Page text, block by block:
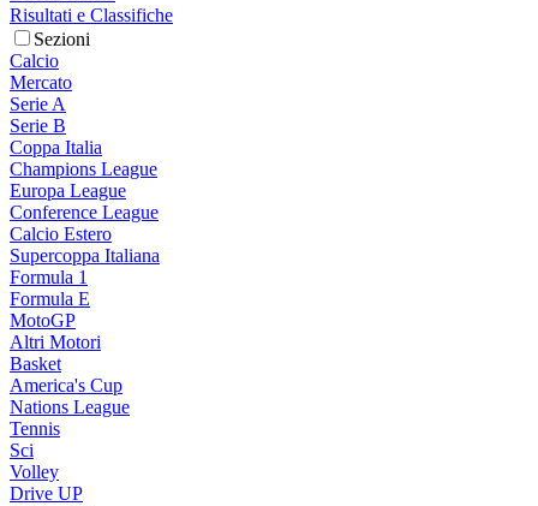
Risultati e Classifiche
Sezioni
Calcio
Mercato
Serie A
Serie B
Coppa Italia
Champions League
Europa League
Conference League
Calcio Estero
Supercoppa Italiana
Formula 1
Formula E
MotoGP
Altri Motori
Basket
America's Cup
Nations League
Tennis
Sci
Volley
Drive UP